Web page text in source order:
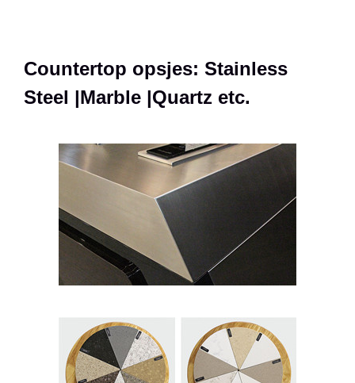
Countertop opsjes: Stainless
Steel |Marble |Quartz etc.